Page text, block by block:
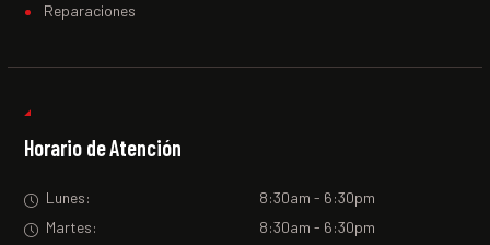
Reparaciones
Horario de Atención
Lunes:
8:30am - 6:30pm
Martes:
8:30am - 6:30pm